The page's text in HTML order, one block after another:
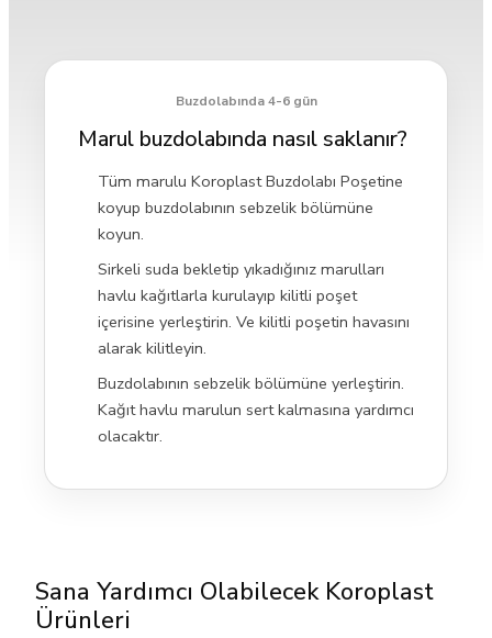
Buzdolabında 4-6 gün
Marul buzdolabında nasıl saklanır?
Tüm marulu Koroplast Buzdolabı Poşetine
koyup buzdolabının sebzelik bölümüne
koyun.
Sirkeli suda bekletip yıkadığınız marulları
havlu kağıtlarla kurulayıp kilitli poşet
içerisine yerleştirin. Ve kilitli poşetin havasını
alarak kilitleyin.
Buzdolabının sebzelik bölümüne yerleştirin.
Kağıt havlu marulun sert kalmasına yardımcı
olacaktır.
Sana Yardımcı Olabilecek Koroplast
Ürünleri